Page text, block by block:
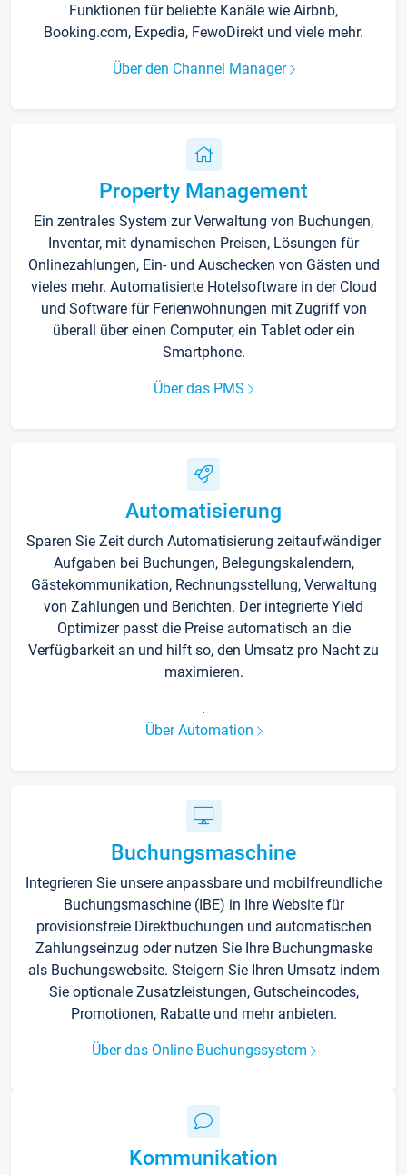
Funktionen für beliebte Kanäle wie Airbnb,
Booking.com, Expedia, FewoDirekt und viele mehr.
Über den Channel Manager
Property Management
Ein zentrales System zur Verwaltung von Buchungen,
Inventar, mit dynamischen Preisen, Lösungen für
Onlinezahlungen, Ein- und Auschecken von Gästen und
vieles mehr. Automatisierte Hotelsoftware in der Cloud
und Software für Ferienwohnungen mit Zugriff von
überall über einen Computer, ein Tablet oder ein
Smartphone.
Über das PMS
Automatisierung
Sparen Sie Zeit durch Automatisierung zeitaufwändiger
Aufgaben bei Buchungen, Belegungskalendern,
Gästekommunikation, Rechnungsstellung, Verwaltung
von Zahlungen und Berichten. Der integrierte Yield
Optimizer passt die Preise automatisch an die
Verfügbarkeit an und hilft so, den Umsatz pro Nacht zu
maximieren.
.
Über Automation
Buchungsmaschine
Integrieren Sie unsere anpassbare und mobilfreundliche
Buchungsmaschine (IBE) in Ihre Website für
provisionsfreie Direktbuchungen und automatischen
Zahlungseinzug oder nutzen Sie Ihre Buchungmaske
als Buchungswebsite. Steigern Sie Ihren Umsatz indem
Sie optionale Zusatzleistungen, Gutscheincodes,
Promotionen, Rabatte und mehr anbieten.
Über das Online Buchungssystem
Kommunikation